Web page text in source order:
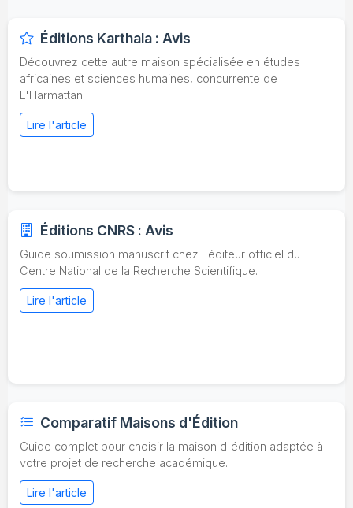
Éditions Karthala : Avis
Découvrez cette autre maison spécialisée en études
africaines et sciences humaines, concurrente de
L'Harmattan.
Lire l'article
Éditions CNRS : Avis
Guide soumission manuscrit chez l'éditeur officiel du
Centre National de la Recherche Scientifique.
Lire l'article
Comparatif Maisons d'Édition
Guide complet pour choisir la maison d'édition adaptée à
votre projet de recherche académique.
Lire l'article